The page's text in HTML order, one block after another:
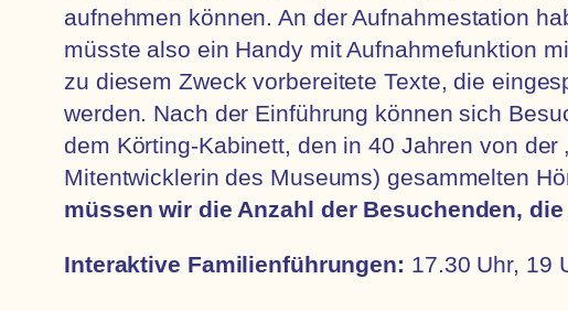
aufnehmen können. An der Aufnahmestation
müsste also ein Handy mit Aufnahmefunktion
zu diesem Zweck vorbereitete Texte, die
werden. Nach der Einführung können sich
dem Körting-Kabinett, den in 40 Jahren von der
Mitentwicklerin des Museums) gesammelten
müssen wir die Anzahl der Besuchenden,
Interaktive Familienführungen: 17.30 Uhr, 19